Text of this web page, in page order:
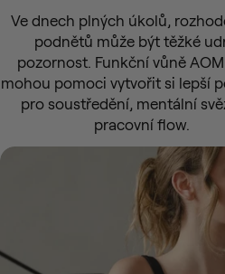
k
a
Ve dnech plných úkolů,
podnětů může být těžké
pozornost. Funkční vůně
mohou pomoci vytvořit si lepší
pro soustředění, mentální
pracovní flow.